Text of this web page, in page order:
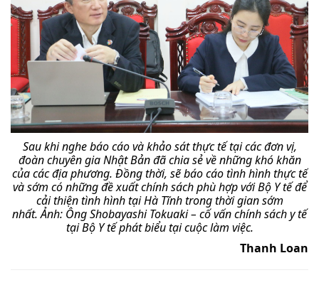
Sau khi nghe báo cáo và khảo sát thực tế tại các đơn vị,
đoàn chuyên gia Nhật Bản đã chia sẻ về những khó khăn
của các địa phương. Đồng thời, sẽ báo cáo tình hình thực tế
và sớm có những đề xuất chính sách phù hợp với Bộ Y tế để
cải thiện tình hình tại Hà Tĩnh trong thời gian sớm
nhất.Ảnh: Ông Shobayashi Tokuaki – cố vấn chính sách y tế
tại Bộ Y tế phát biểu tại cuộc làm việc.
Thanh Loan